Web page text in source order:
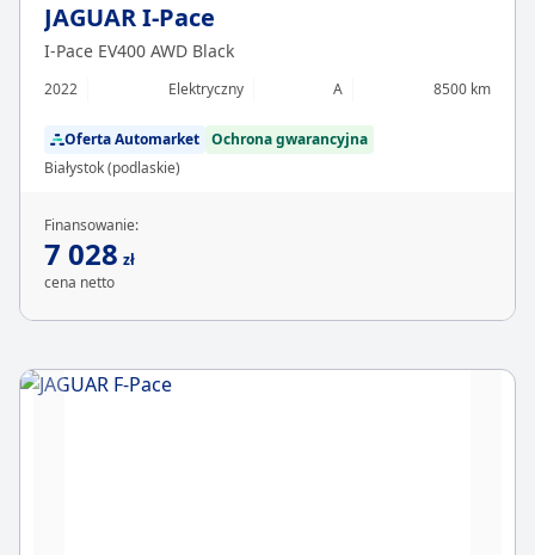
JAGUAR I-Pace
I-Pace EV400 AWD Black
2022 Elektryczny A 8500 km
Oferta Automarket Ochrona gwarancyjna
Białystok (podlaskie)
Finansowanie:
7 028 zł
cena netto